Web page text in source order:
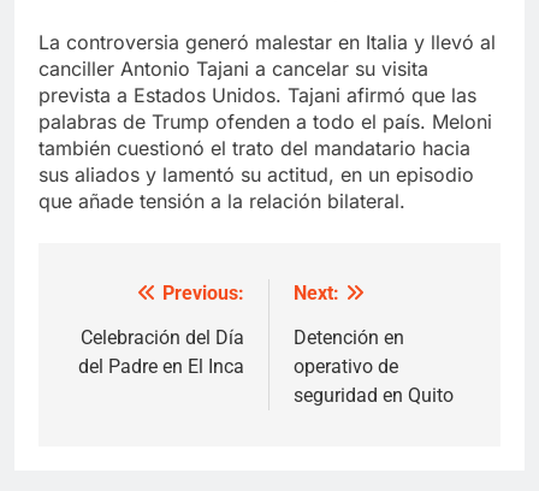
La controversia generó malestar en Italia y llevó al
canciller Antonio Tajani a cancelar su visita
prevista a Estados Unidos. Tajani afirmó que las
palabras de Trump ofenden a todo el país. Meloni
también cuestionó el trato del mandatario hacia
sus aliados y lamentó su actitud, en un episodio
que añade tensión a la relación bilateral.
navigation
Previous:
Celebración del Día
del Padre en El Inca
Next:
Detención en
operativo de
seguridad en Quito